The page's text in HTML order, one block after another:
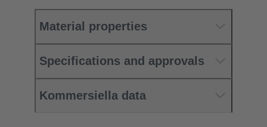
Material properties
Specifications and approvals
Kommersiella data